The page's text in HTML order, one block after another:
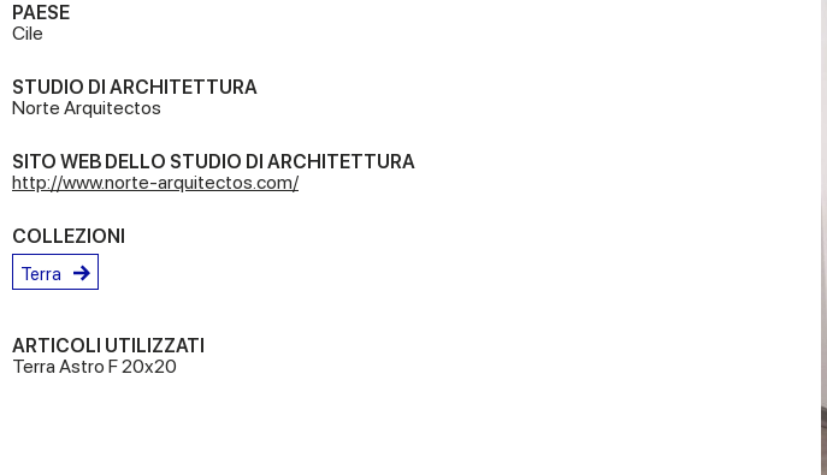
PAESE
Cile
STUDIO DI ARCHITETTURA
Norte Arquitectos
SITO WEB DELLO STUDIO DI ARCHITETTURA
http://www.norte-arquitectos.com/
COLLEZIONI
Terra
ARTICOLI UTILIZZATI
Terra Astro F 20x20